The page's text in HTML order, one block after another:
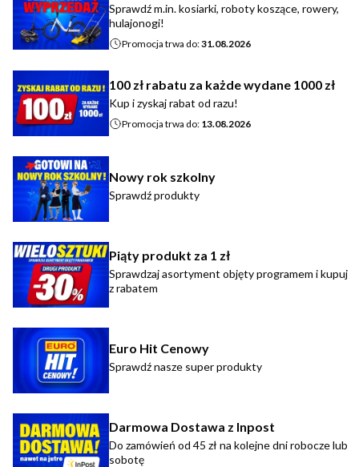
Sprawdź m.in. kosiarki, roboty koszące, rowery,
hulajonogi!
Promocja trwa do:31.08.2026
100 zł rabatu za każde wydane 1000 zł
Kup i zyskaj rabat od razu!
Promocja trwa do: 13.08.2026
Nowy rok szkolny
Sprawdź produkty
Piąty produkt za 1 zł
Sprawdzaj asortyment objęty programem i kupuj
z rabatem
Euro Hit Cenowy
Sprawdź nasze super produkty
Darmowa Dostawa z Inpost
Do zamówień od 45 zł na kolejne dni robocze lub
sobotę